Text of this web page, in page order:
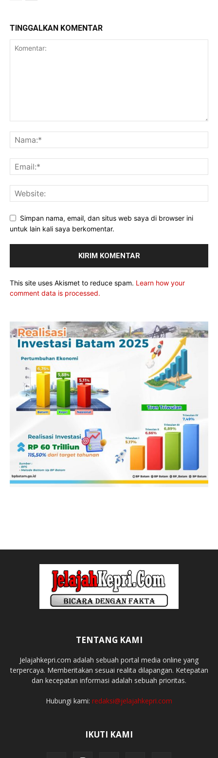
TINGGALKAN KOMENTAR
Simpan nama, email, dan situs web saya di browser ini
untuk lain kali saya berkomentar.
This site uses Akismet to reduce spam. Learn how your
comment data is processed.
TENTANG KAMI
Jelajahkepri.com adalah sebuah portal media online yang
terpercaya. Memberitakan sesuai realita dilapangan. Ketepatan
dan kecepatan informasi adalah sebuah prioritas.
Hubungi kami: redaksi@jelajahkepri.com
IKUTI KAMI